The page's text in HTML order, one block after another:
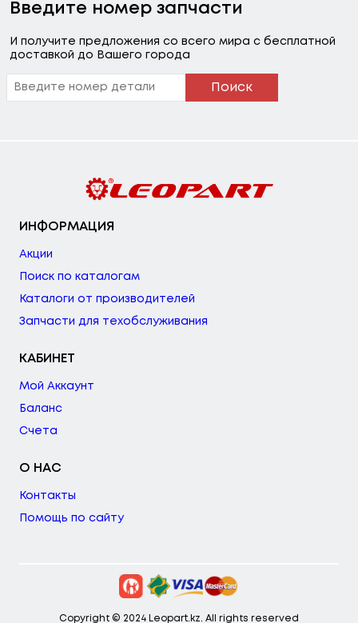
Введите номер запчасти
И получите предложения со всего мира с бесплатной
доставкой до Вашего города
Поиск
ИНФОРМАЦИЯ
Акции
Поиск по каталогам
Каталоги от производителей
Запчасти для техобслуживания
КАБИНЕТ
Мой Аккаунт
Баланс
Счета
О НАС
Контакты
Помощь по сайту
Copyright © 2024 Leopart.kz. All rights reserved